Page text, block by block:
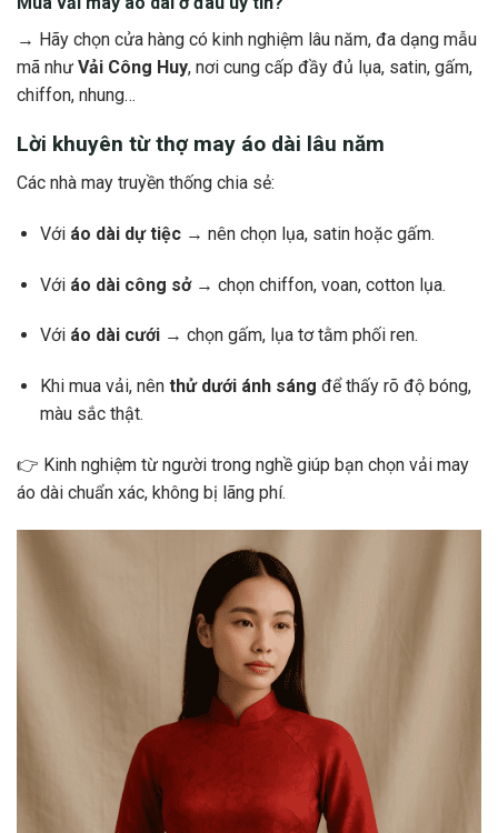
→ Hãy chọn cửa hàng có kinh nghiệm lâu năm, đa dạng mẫu
mã như Vải Công Huy, nơi cung cấp đầy đủ lụa, satin, gấm,
chiffon, nhung…
Lời khuyên từ thợ may áo dài lâu năm
Các nhà may truyền thống chia sẻ:
Với áo dài dự tiệc→ nên chọn lụa, satin hoặc gấm.
Với áo dài công sở→ chọn chiffon, voan, cotton lụa.
Với áo dài cưới→ chọn gấm, lụa tơ tằm phối ren.
Khi mua vải, nên thử dưới ánh sáng để thấy rõ độ bóng,
màu sắc thật.
👉 Kinh nghiệm từ người trong nghề giúp bạn chọn vải may
áo dài chuẩn xác, không bị lãng phí.